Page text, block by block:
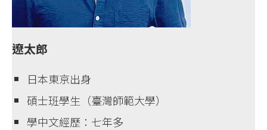
遼太郎
日本東京出身
碩士班學生（臺灣師範大學）
學中文經歷：七年多